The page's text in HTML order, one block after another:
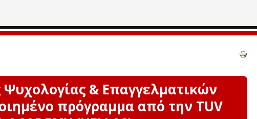
& Επαγγελματικών
πρόγραμμα από την TUV